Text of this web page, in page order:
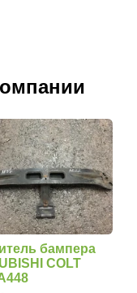
бампера
COLT